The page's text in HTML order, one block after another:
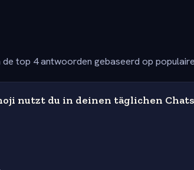
de top 4 antwoorden gebaseerd op
nutzt du in deinen täglichen